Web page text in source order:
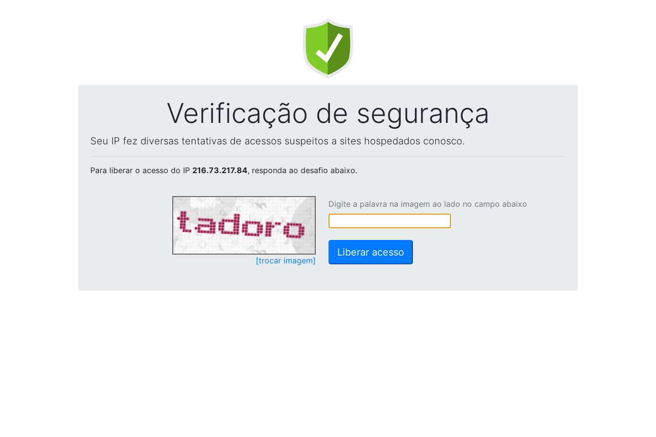
Verificação de segurança
Seu IP fez diversas tentativas de acessos suspeitos a sites hospedados conosco.
Para liberar o acesso do IP 216.73.217.84, responda ao desafio abaixo.
[trocar imagem]
Digite a palavra na imagem ao lado no campo abaixo